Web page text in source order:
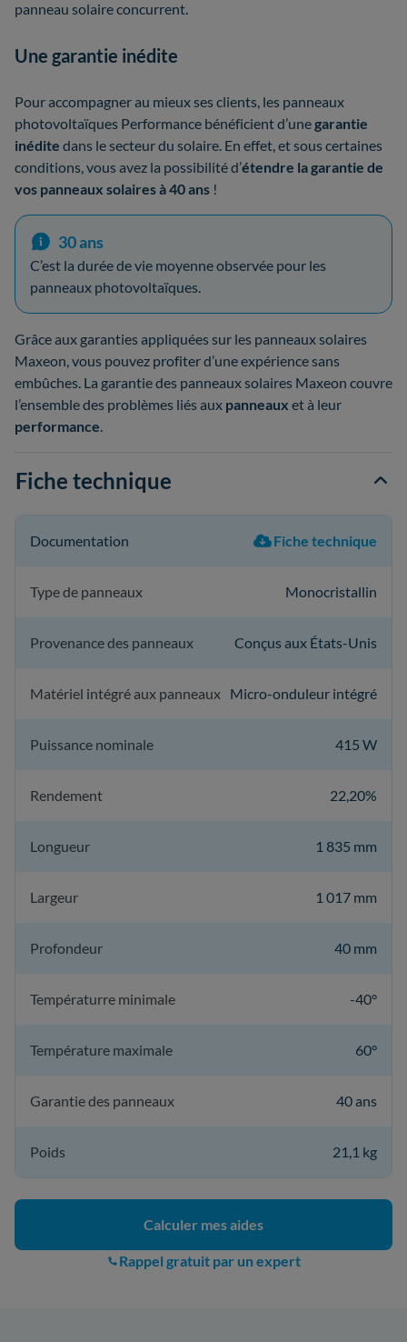
panneau solaire concurrent.
Une garantie inédite
Pour accompagner au mieux ses clients, les panneaux
photovoltaïques Performance bénéficient d’unegarantie
inédite dans le secteur du solaire. En effet, et sous certaines
conditions, vous avez la possibilité d’étendre la garantie de
vos panneaux solaires à 40 ans !
30 ans
C’est la durée de vie moyenne observée pour les
panneaux photovoltaïques.
Grâce aux garanties appliquées sur les panneaux solaires
Maxeon, vous pouvez profiter d’une expérience sans
embûches. La garantie des panneaux solaires Maxeon couvre
l’ensemble des problèmes liés aux panneaux et à leur
performance.
Fiche technique
Documentation Fiche technique
Type de panneaux Monocristallin
Provenance des panneaux Conçus aux États-Unis
Matériel intégré aux panneaux Micro-onduleur intégré
Puissance nominale 415 W
Rendement 22,20%
Longueur 1 835 mm
Largeur 1 017 mm
Profondeur 40 mm
Températurre minimale -40°
Température maximale 60°
Garantie des panneaux 40 ans
Poids 21,1 kg
Calculer mes aides
Rappel gratuit par un expert